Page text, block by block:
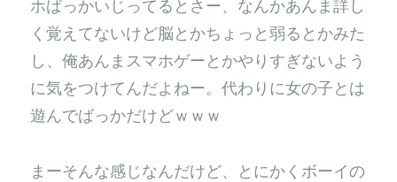
ホばっかいじってるとさー、なんかあんま詳し
く覚えてないけど脳とかちょっと弱るとかみた
し、俺あんまスマホゲーとかやりすぎないよう
に気をつけてんだよねー。代わりに女の子とは
遊んでばっかだけどｗｗｗ
まーそんな感じなんだけど、とにかくボーイの